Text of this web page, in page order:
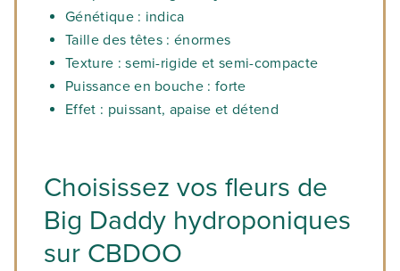
Génétique : indica
Taille des têtes : énormes
Texture : semi-rigide et semi-compacte
Puissance en bouche : forte
Effet : puissant, apaise et détend
Choisissez vos fleurs de
Big Daddy hydroponiques
sur CBDOO